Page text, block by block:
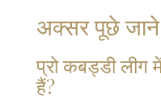
अक्सर पूछे जाने
प्रो कबड्डी लीग
हैं?